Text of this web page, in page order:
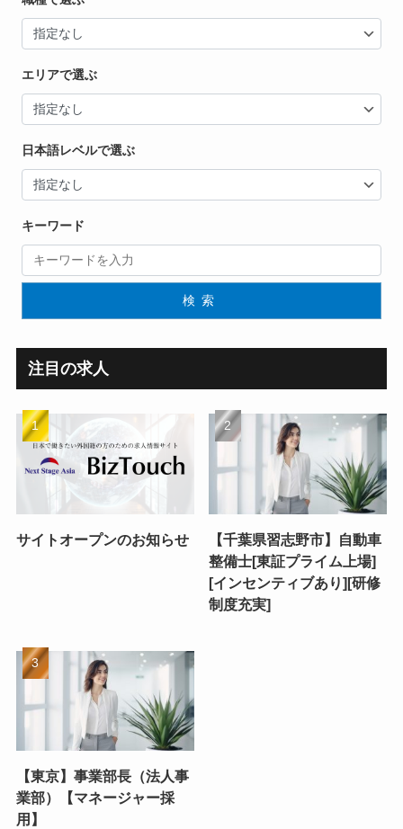
エリアで選ぶ
日本語レベルで選ぶ
キーワード
検索
注目の求人
サイトオープンのお知らせ
【千葉県習志野市】自動車
整備士[東証プライム上場]
[インセンティブあり][研修
制度充実]
【東京】事業部長（法人事
業部）【マネージャー採
用】